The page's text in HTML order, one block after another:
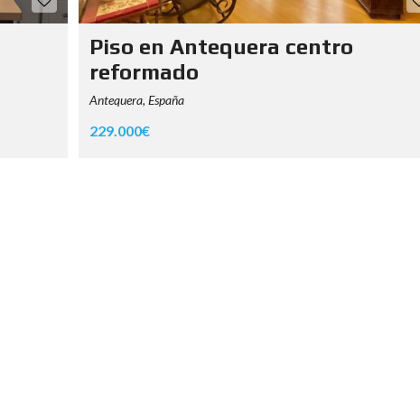
Piso en Antequera centro
reformado
Antequera, España
229.000€